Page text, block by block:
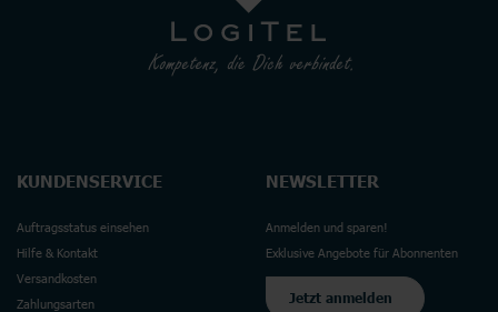
KUNDENSERVICE
Auftragsstatus einsehen
Hilfe & Kontakt
Versandkosten
Zahlungsarten
NEWSLETTER
Anmelden und sparen!
Exklusive Angebote für Abonnenten
Jetzt anmelden